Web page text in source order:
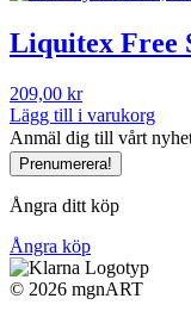
Liquitex Free
209,00 kr
Lägg till i varukorg
Anmäl dig till vårt
Prenumerera!
Ångra ditt köp
Ångra köp
© 2026 mgnART